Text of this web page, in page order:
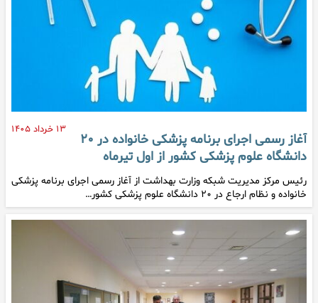
۱۳ خرداد ۱۴۰۵
آغاز رسمی اجرای برنامه پزشکی خانواده در ۲۰
دانشگاه علوم پزشکی کشور از اول تیرماه
رئیس مرکز مدیریت شبکه وزارت بهداشت از آغاز رسمی اجرای برنامه پزشکی
خانواده و نظام ارجاع در ۲۰ دانشگاه علوم پزشکی کشور…